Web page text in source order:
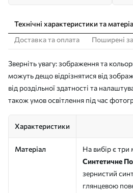
Технічні характеристики та
Доставка та оплата
Поширені
Зверніть увагу: зображення та
можуть дещо відрізнятися від
від роздільної здатності та
також умов освітлення під час
Характеристики
Матеріал
На вибір є три
Синтетичне
зернистий
глянцевою